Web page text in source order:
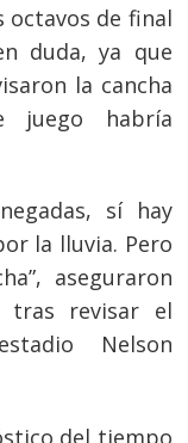
octavos de final
duda, ya que
la cancha
juego habría
sí hay
la lluvia. Pero
aseguraron
tras revisar el
Nelson
del tiempo